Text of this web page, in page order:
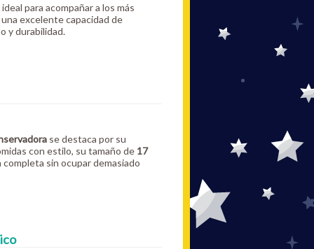
para acompañar a los más
excelente capacidad de
y durabilidad.
se destaca por su
con estilo, su tamaño de 17
sin ocupar demasiado